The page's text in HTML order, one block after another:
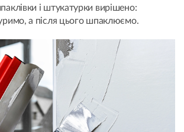
і штукатурки вирішено:
а після цього шпаклюємо.